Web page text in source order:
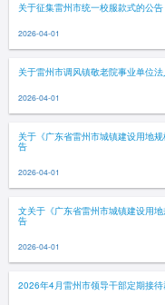
关于征集雷州市统一校服款式的公告
2026-04-01
关于雷州市调风镇敬老院事业单位
2026-04-01
关于《广东省雷州市城镇建设用地
告
2026-04-01
文关于《广东省雷州市城镇建设用
告
2026-04-01
2026年4月雷州市领导干部定期接